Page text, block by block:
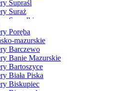
Supraśl
Suraż
Suwałki
Szczuczyn
Szepietowo
Tykocin
Wasilków
Wysokie Mazowieckie
Zabłudów
Zambrów
Poręba
mazurskie
Barczewo
Banie Mazurskie
Bartoszyce
Biała Piska
Biskupiec